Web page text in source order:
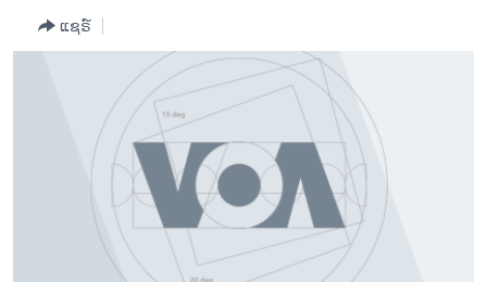
ອິດສະຫຼະພາບດ້ານການຂ່າວ
ຊຸມຊົນຊາວລາວ
ວິທະຍາສາດ-ເທັກໂນໂລຈີ
ພາສາອັງກິດ
ແຊຣ໌